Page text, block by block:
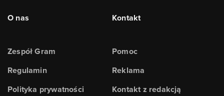
O nas
Zespół Gram
Regulamin
Polityka prywatności
Kontakt
Pomoc
Reklama
Kontakt z redakcją